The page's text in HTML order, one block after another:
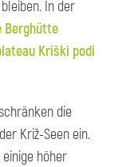
In der
Berghütte
Kriški podi
die
Križ-Seen ein.
höher